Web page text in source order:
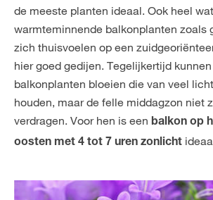
de meeste planten ideaal. Ook heel wat
warmteminnende balkonplanten zoals
zich thuisvoelen op een
hier goed gedijen. Tegelijkertijd
balkonplanten bloeien die van veel
houden, maar de felle middagzon niet
verdragen. Voor hen is een balkon op
oosten met 4 tot 7 uren zonlicht